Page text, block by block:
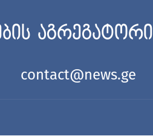
აგრეგატორი
contact@news.ge